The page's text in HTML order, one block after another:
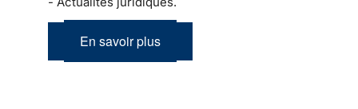
En savoir plus